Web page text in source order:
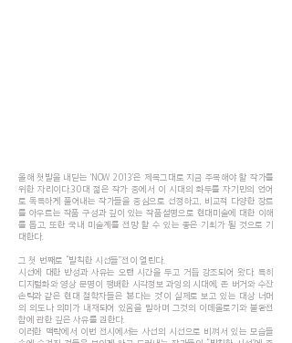
올해 첫발을 내딛는 ‘NOW 2013’은 제목그대로 지금 주목해야 할 작가를
위한 자리이다.30대 젊은 작가 중에서 이 시대의 화두를 자기만의 언어
로 독특하게 풀어내는 작가들을 중심으로 선정하고, 비교적 다양한 장르
를 아우르는 작품 구성과 깊이 있는 작품설명으로 현대미술에 대한 이해
를 돕고, 또한 국내 미술계를 전망 할 수 있는 좋은 기회가 될 것으로 기
대한다.
그 첫 번째로 “발칙한 시선들”전이 열린다.
시선에 대한 반성과 사유는 오랜 시간을 두고 거듭 강조되어 왔다. 특히
디지털화와 영상 문명이 팽배한 시각정보 과잉의 시대에, 존 버거와 수잔
손탁과 같은 현대 철학자들은 ‘본다는 것’이 실제로 보고 있는 대상 너머
의 의도나 의미가 내재되어 있음을 말하며 그것의 이데올로기와 불완전
함에 관한 깊은 사유를 권한다.
이러한 맥락에서 이번 전시에서는 사선의 시선으로 비껴서 있는 모습들